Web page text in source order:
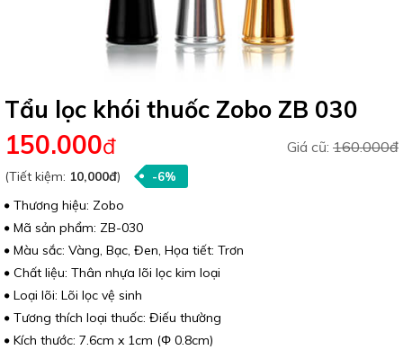
Tẩu lọc khói thuốc Zobo ZB 030
Giá cũ: 160.000đ
150.000đ
(Tiết kiệm: 10,000đ) -6%
Thương hiệu: Zobo
Mã sản phẩm: ZB-030
Màu sắc: Vàng, Bạc, Đen, Họa tiết: Trơn
Chất liệu: Thân nhựa lõi lọc kim loại
Loại lõi: Lõi lọc vệ sinh
Tương thích loại thuốc: Điếu thường
Kích thước: 7.6cm x 1cm (Φ 0.8cm)